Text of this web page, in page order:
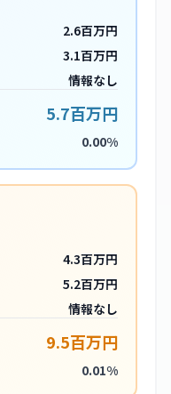
2.6百万円
3.1百万円
情報なし
5.7百万円
0.00%
4.3百万円
5.2百万円
情報なし
9.5百万円
0.01%